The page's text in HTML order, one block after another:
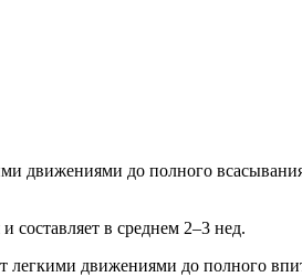
движениями до полного
составляет в среднем 2–3 нед.
легкими движениями до полного